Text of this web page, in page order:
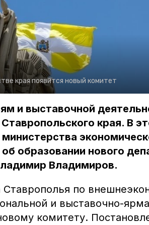
края появится новый комитет
и выставочной
края. В
образовании нового
Владимиров.
по
и выставочно-
комитету.